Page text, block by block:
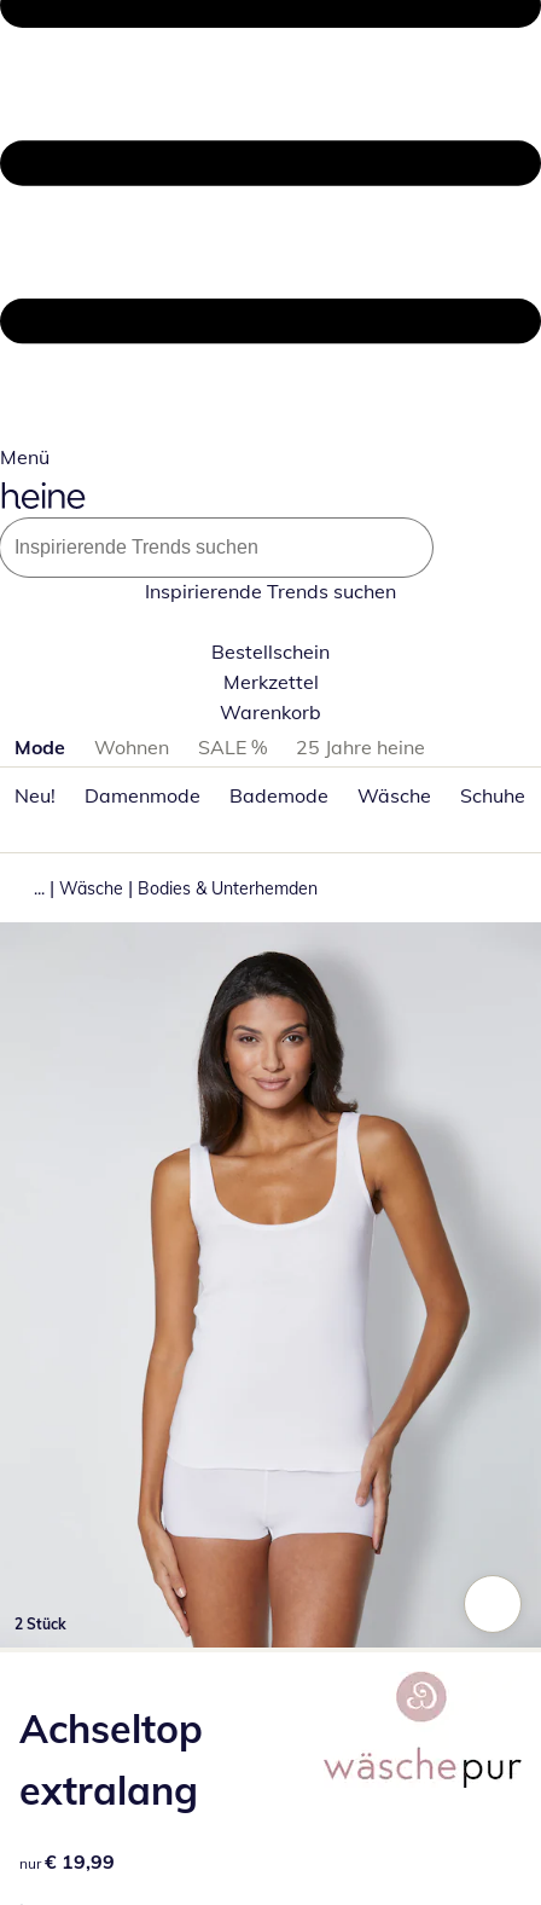
Menü
Inspirierende Trends suchen
Bestellschein
Merkzettel
Warenkorb
Produktkategorien überspringen
Mode Wohnen SALE %
25 Jahre heine
Neu!
Damenmode Bademode Wäsche Schuhe
... | Wäsche | Bodies & Unterhemden
2 Stück
Achseltop
extralang
€ 19,99
nur € 19,99